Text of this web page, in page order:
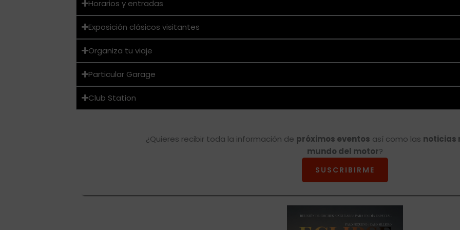
Horarios y entradas
Exposición clásicos visitantes
Organiza tu viaje
Particular Garage
Club Station
¿Quieres recibir toda la información de próximos eventos así como las noticias
mundo del motor?
SUSCRIBIRME
Eclipse by SELECTO